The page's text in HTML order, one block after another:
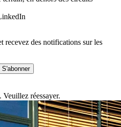
recevez des notifications sur les
S'abonner
réessayer.